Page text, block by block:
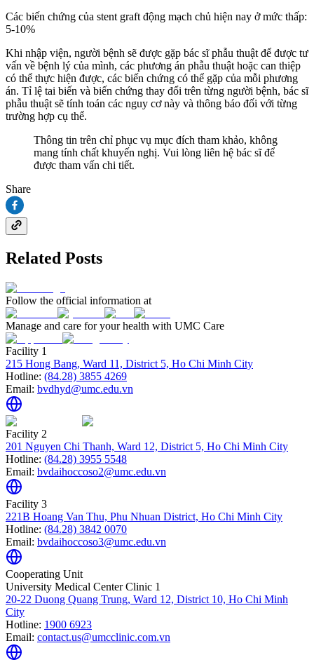
Các biến chứng của stent graft động mạch chủ hiện nay ở mức thấp:
5-10%
Khi nhập viện, người bệnh sẽ được gặp bác sĩ phẫu thuật để được tư
vấn về bệnh lý của mình, các phương án phẫu thuật hoặc can thiệp
có thể thực hiện được, các biến chứng có thể gặp của mỗi phương
án. Tỉ lệ tai biến và biến chứng thay đổi trên từng người bệnh, bác sĩ
phẫu thuật sẽ tính toán các nguy cơ này và thông báo đối với từng
trường hợp cụ thể.
Thông tin trên chỉ phục vụ mục đích tham khảo, không
mang tính chất khuyến nghị. Vui lòng liên hệ bác sĩ để
được tham vấn chi tiết.
Share
Related Posts
Follow the official information at
Manage and care for your health with UMC Care
Facility 1
215 Hong Bang, Ward 11, District 5, Ho Chi Minh City
Hotline: (84.28) 3855 4269
Email: bvdhyd@umc.edu.vn
Facility 2
201 Nguyen Chi Thanh, Ward 12, District 5, Ho Chi Minh City
Hotline: (84.28) 3955 5548
Email: bvdaihoccoso2@umc.edu.vn
Facility 3
221B Hoang Van Thu, Phu Nhuan District, Ho Chi Minh City
Hotline: (84.28) 3842 0070
Email: bvdaihoccoso3@umc.edu.vn
Cooperating Unit
University Medical Center Clinic 1
20-22 Duong Quang Trung, Ward 12, District 10, Ho Chi Minh
City
Hotline: 1900 6923
Email: contact.us@umcclinic.com.vn